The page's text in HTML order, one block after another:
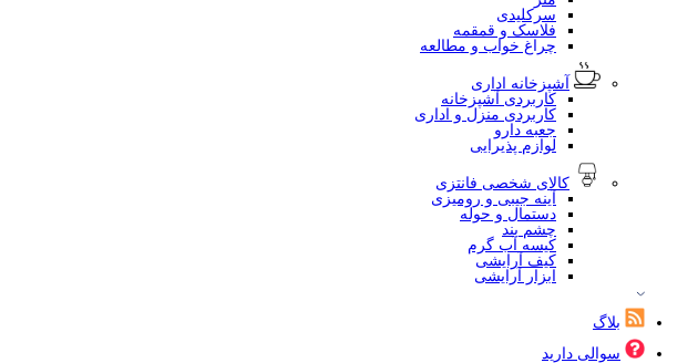
سرکلیدی
فلاسک و قمقمه
چراغ خواب و مطالعه
آشپزخانه اداری
کاربردی آشپزخانه
کاربردی منزل و اداری
جعبه دارو
لوازم پذیرایی
کالای شخصی فانتزی
آینه جیبی و رومیزی
دستمال و حوله
چشم بند
کیسه آب گرم
کیف آرایشی
ابزار آرایشی
بلاگ
سوالی دارید